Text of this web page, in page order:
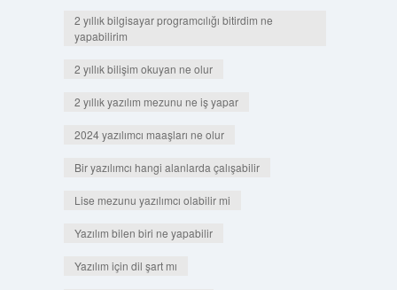
2 yıllık bilgisayar programcılığı bitirdim ne
yapabilirim
2 yıllık bilişim okuyan ne olur
2 yıllık yazılım mezunu ne iş yapar
2024 yazılımcı maaşları ne olur
Bir yazılımcı hangi alanlarda çalışabilir
Lise mezunu yazılımcı olabilir mi
Yazılım bilen biri ne yapabilir
Yazılım için dil şart mı